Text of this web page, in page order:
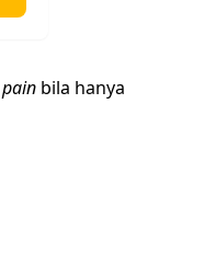
bila hanya